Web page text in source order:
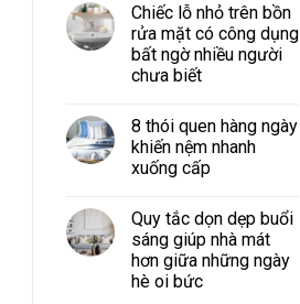
Chiếc lỗ nhỏ trên bồn
rửa mặt có công dụng
bất ngờ nhiều người
chưa biết
8 thói quen hàng ngày
khiến nệm nhanh
xuống cấp
Quy tắc dọn dẹp buổi
sáng giúp nhà mát
hơn giữa những ngày
hè oi bức